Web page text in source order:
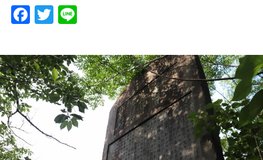
F
a
c
e
b
o
o
k
T
w
itt
er
e